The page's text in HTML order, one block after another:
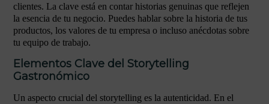
clientes. La clave está en contar historias genuinas que reflejen
la esencia de tu negocio. Puedes hablar sobre la historia de tus
productos, los valores de tu empresa o incluso anécdotas sobre
tu equipo de trabajo.
Elementos Clave del Storytelling
Gastronómico
Un aspecto crucial del storytelling es la autenticidad. En el